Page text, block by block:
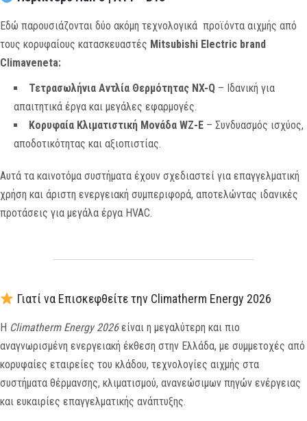
Εδώ παρουσιάζονται δύο ακόμη τεχνολογικά προϊόντα αιχμής από
τους κορυφαίους κατασκευαστές Mitsubishi Electric brand
Climaveneta:
Τετρασωλήνια Αντλία Θερμότητας NX-Q – Ιδανική για
απαιτητικά έργα και μεγάλες εφαρμογές.
Κορυφαία Κλιματιστική Μονάδα WZ-E – Συνδυασμός ισχύος,
αποδοτικότητας και αξιοπιστίας.
Αυτά τα καινοτόμα συστήματα έχουν σχεδιαστεί για επαγγελματική
χρήση και άριστη ενεργειακή συμπεριφορά, αποτελώντας ιδανικές
προτάσεις για μεγάλα έργα HVAC.
Γιατί να Επισκεφθείτε την Climatherm Energy 2026
Η Climatherm Energy 2026είναι η μεγαλύτερη και πιο
αναγνωρισμένη ενεργειακή έκθεση στην Ελλάδα, με συμμετοχές από
κορυφαίες εταιρείες του κλάδου, τεχνολογίες αιχμής στα
συστήματα θέρμανσης, κλιματισμού, ανανεώσιμων πηγών ενέργειας
και ευκαιρίες επαγγελματικής ανάπτυξης.